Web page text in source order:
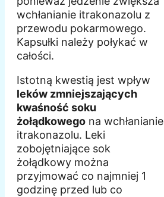
wchłanianie itrakonazolu z
przewodu pokarmowego.
Kapsułki należy połykać w
całości.
Istotną kwestią jest wpływ
leków zmniejszających
kwaśność soku
żołądkowego na wchłanianie
itrakonazolu. Leki
zobojętniające sok
żołądkowy można
przyjmować co najmniej 1
godzinę przed lub co